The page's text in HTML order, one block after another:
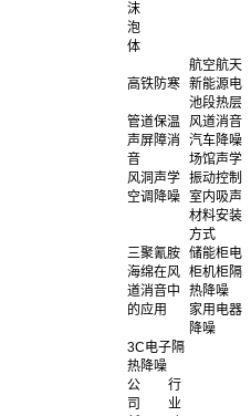
沫
泡
体
航空航天
高铁防寒 新能源电
池段热层
管道保温
风道消音
声屏障消
音
汽车降噪
场馆声学
风洞声学 振动控制
空调降噪 室内吸声
材料安装
方式
三聚氰胺
海绵在风
道消音中
的应用
储能柜电
柜机柜隔
热降噪
家用电器
降噪
3C电子隔
热降噪
公
司
行
业